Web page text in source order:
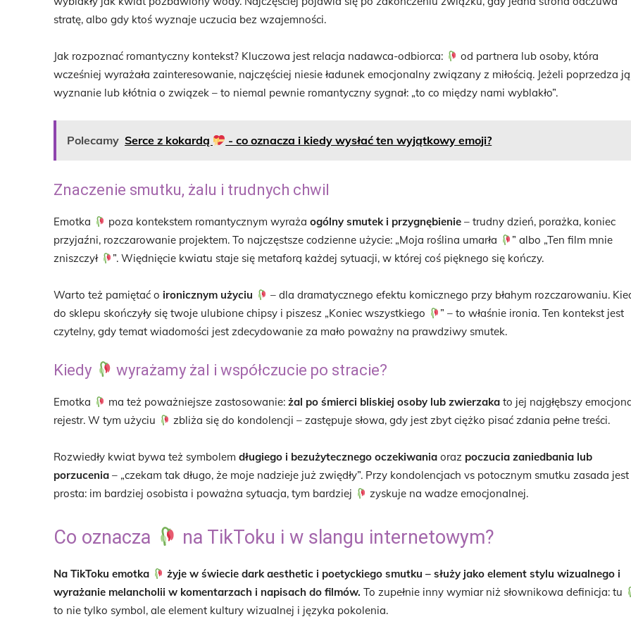
stratę, albo gdy ktoś wyznaje uczucia bez wzajemności.
Jak rozpoznać romantyczny kontekst? Kluczowa jest relacja nadawca-odbiorca:
od partnera lub osoby, która
wcześniej wyrażała zainteresowanie, najczęściej niesie ładunek emocjonalny związany z miłością. Jeżeli poprzedza ją
wyznanie lub kłótnia o związek – to niemal pewnie romantyczny sygnał: „to co między nami wyblakło”.
Polecamy Serce z kokardą - co oznacza i kiedy wysłać ten wyjątkowy emoji?
Znaczenie smutku, żalu i trudnych chwil
Emotka poza kontekstem romantycznym wyrażaogólny smutek i przygnębienie – trudny dzień, porażka, koniec
przyjaźni, rozczarowanie projektem. To najczęstsze codzienne użycie: „Moja roślina umarła
” albo „Ten film mnie
zniszczył
”. Więdnięcie kwiatu staje się metaforą każdej sytuacji, w której coś pięknego się kończy.
Warto też pamiętać o ironicznym użyciu
– dla dramatycznego efektu komicznego przy błahym rozczarowaniu.
do sklepu skończyły się twoje ulubione chipsy i piszesz „Koniec wszystkiego
” – to właśnie ironia. Ten kontekst jest
czytelny, gdy temat wiadomości jest zdecydowanie za mało poważny na prawdziwy smutek.
Kiedy wyrażamy żal i współczucie po stracie?
Emotka ma też poważniejsze zastosowanie:żal po śmierci bliskiej osoby lub zwierzaka to jej najgłębszy
rejestr. W tym użyciu
zbliża się do kondolencji – zastępuje słowa, gdy jest zbyt ciężko pisać zdania pełne treści.
Rozwiedły kwiat bywa też symbolem długiego i bezużytecznego oczekiwania oraz poczucia zaniedbania lub
porzucenia – „czekam tak długo, że moje nadzieje już zwiędły”. Przy kondolencjach vs potocznym smutku zasada jest
prosta: im bardziej osobista i poważna sytuacja, tym bardziej
zyskuje na wadze emocjonalnej.
Co oznacza na TikToku i w slangu internetowym?
Na TikToku emotka
żyje w świecie dark aesthetic i poetyckiego smutku – służy jako element stylu wizualnego i
wyrażanie melancholii w komentarzach i napisach do filmów. To zupełnie inny wymiar niż słownikowa definicja: tu
to nie tylko symbol, ale element kultury wizualnej i języka pokolenia.